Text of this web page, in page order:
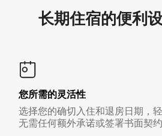
长期住宿的便利
您所需的灵活性
选择您的确切入住和退房日期，
无需任何额外承诺或签署书面契